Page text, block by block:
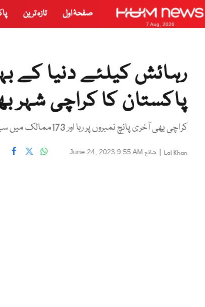
7 Aug, 2026
صفحۂ اول تازہ ترین
رہائش کیلئے دنیا کے
پاکستان کا کراچی شہر
کراچی بھی آخری پانچ نمبروں پر رہا اور 173ممالک میں سے 169 واں درجہ حاصل کرسکا
Lal Khan
| شائع June 24, 2023 9:55 AM